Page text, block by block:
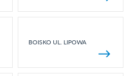
BOISKO UL. LIPOWA